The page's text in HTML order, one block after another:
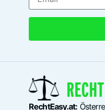
RechtEasy.at: